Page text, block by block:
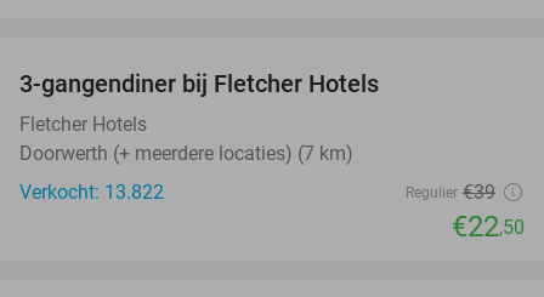
3-gangendiner bij Fletcher Hotels
Fletcher Hotels
Doorwerth (+ meerdere locaties) (7 km)
Verkocht: 13.822
Regulier €39
€22,50